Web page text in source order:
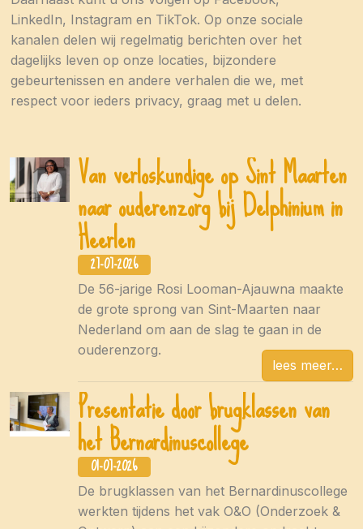
LinkedIn, Instagram en TikTok. Op onze sociale
kanalen delen wij regelmatig berichten over het
dagelijks leven op onze locaties, bijzondere
gebeurtenissen en andere verhalen die we, met
respect voor ieders privacy, graag met u delen.
Van verloskundige op Sint Maarten
naar ouderenzorg bij Delphinium in
Heerlen
27-07-2026
De 56-jarige Rosi Looman-Ajauwna maakte
de grote sprong van Sint-Maarten naar
Nederland om aan de slag te gaan in de
ouderenzorg.
lees meer
Presentatie door brugklassen van
het Bernardinuscollege
01-07-2026
De brugklassen van het Bernardinuscollege
werkten tijdens het vak O&O (Onderzoek &